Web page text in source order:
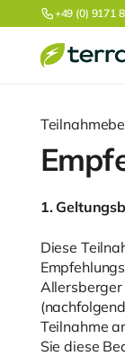
+49 (0) 9171
1.
Diese
Teilnahme
Sie diese